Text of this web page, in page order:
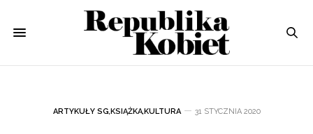
ARTYKUŁY SG,KSIĄŻKA,KULTURA 31 STYCZNIA 2020